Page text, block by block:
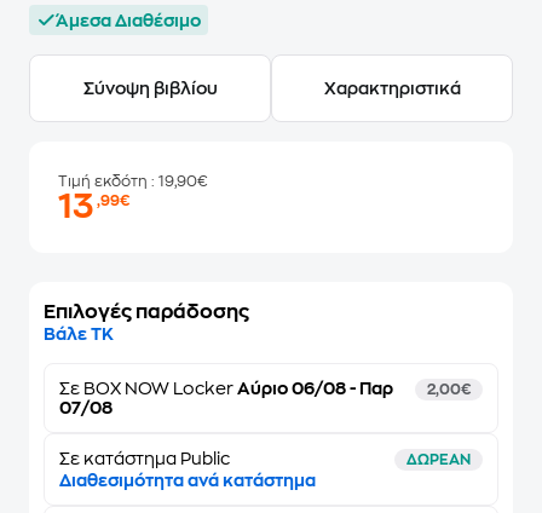
Άμεσα Διαθέσιμο
Σύνοψη βιβλίου Χαρακτηριστικά
Τιμή εκδότη : 19,90€
13,99€
Επιλογές παράδοσης
Βάλε ΤΚ
Σε BOX NOW Locker Αύριο 06/08 - Παρ
07/08
2,00€
Σε κατάστημα Public ΔΩΡΕΑΝ
Διαθεσιμότητα ανά κατάστημα